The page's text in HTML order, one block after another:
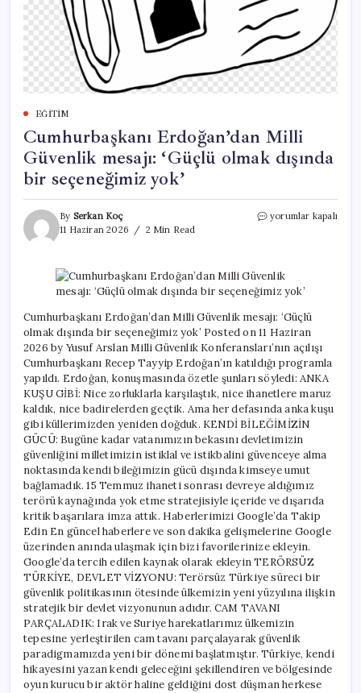
EĞITIM
Cumhurbaşkanı Erdoğan’dan Milli
Güvenlik mesajı: ‘Güçlü olmak dışında
bir seçeneğimiz yok’
By Serkan Koç
11 Haziran 2026
2 Min Read
Cumhurbaşkanı
mesajı:
‘Güçlü
olmak
dışında
bir
seçeneğimiz
yok’
için
yorumlar kapalı
Cumhurbaşkanı Erdoğan’dan Milli Güvenlik mesajı: ‘Güçlü
olmak dışında bir seçeneğimiz yok’ Posted on 11 Haziran
2026 by Yusuf Arslan Milli Güvenlik Konferansları’nın açılışı
Cumhurbaşkanı Recep Tayyip Erdoğan’ın katıldığı programla
yapıldı. Erdoğan, konuşmasında özetle şunları söyledi: ANKA
KUŞU GİBİ: Nice zorluklarla karşılaştık, nice ihanetlere maruz
kaldık, nice badirelerden geçtik. Ama her defasında anka kuşu
gibi küllerimizden yeniden doğduk. KENDİ BİLEĞİMİZİN
GÜCÜ: Bugüne kadar vatanımızın bekasını devletimizin
güvenliğini milletimizin istiklal ve istikbalini güvenceye alma
noktasında kendi bileğimizin gücü dışında kimseye umut
bağlamadık. 15 Temmuz ihaneti sonrası devreye aldığımız
terörü kaynağında yok etme stratejisiyle içeride ve dışarıda
kritik başarılara imza attık. Haberlerimizi Google’da Takip
Edin En güncel haberlere ve son dakika gelişmelerine Google
üzerinden anında ulaşmak için bizi favorilerinize ekleyin.
Google’da tercih edilen kaynak olarak ekleyin TERÖRSÜZ
TÜRKİYE, DEVLET VİZYONU: Terörsüz Türkiye süreci bir
güvenlik politikasının ötesinde ülkemizin yeni yüzyılına ilişkin
stratejik bir devlet vizyonunun adıdır. CAM TAVANI
PARÇALADIK: Irak ve Suriye harekatlarımız ülkemizin
tepesine yerleştirilen cam tavanı parçalayarak güvenlik
paradigmamızda yeni bir dönemi başlatmıştır. Türkiye, kendi
hikayesini yazan kendi geleceğini şekillendiren ve bölgesinde
oyun kurucu bir aktör haline geldiğini dost düşman herkese